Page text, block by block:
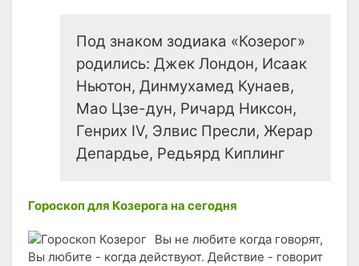
Под знаком зодиака «Козерог»
родились: Джек Лондон, Исаак
Ньютон, Динмухамед Кунаев,
Мао Цзе-дун, Ричард Никсон,
Генрих IV, Элвис Пресли, Жерар
Депардье, Редьярд Киплинг
Гороскоп для Козерога на сегодня
Вы не любите когда говорят,
Вы любите - когда действуют. Действие - говорит